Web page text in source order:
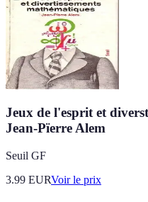
Jeux de l'esprit et
Jean-Pïerre Alem
Seuil GF
3.99 EURVoir le prix